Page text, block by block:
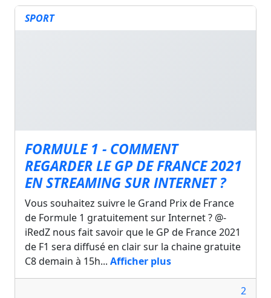
SPORT
FORMULE 1 - COMMENT
REGARDER LE GP DE FRANCE 2021
EN STREAMING SUR INTERNET ?
Vous souhaitez suivre le Grand Prix de France
de Formule 1 gratuitement sur Internet ? @-
iRedZ nous fait savoir que le GP de France 2021
de F1 sera diffusé en clair sur la chaine gratuite
C8 demain à 15h... Afficher plus
2